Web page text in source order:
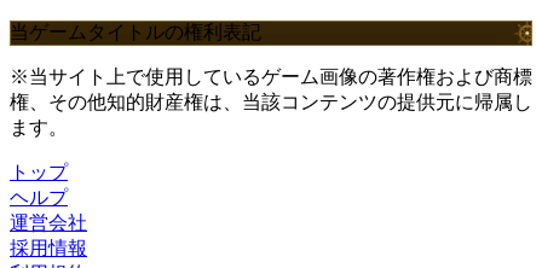
当ゲームタイトルの権利表記
※当サイト上で使用しているゲーム画像の著作権および商標
権、その他知的財産権は、当該コンテンツの提供元に帰属し
ます。
トップ
ヘルプ
運営会社
採用情報